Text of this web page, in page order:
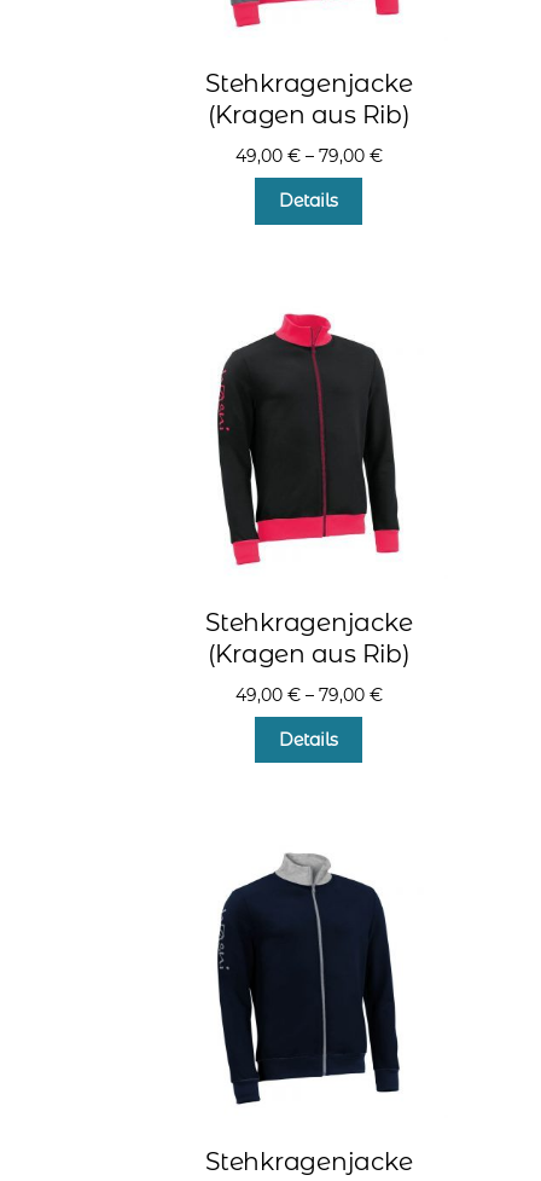
Stehkragenjacke
(Kragen aus Rib)
49,00 €– 79,00 €
Details
Die
Optionen
können
auf
Produktseite
gewählt
werden
Stehkragenjacke
(Kragen aus Rib)
49,00 €– 79,00 €
Details
Die
Optionen
können
Produktseite
gewählt
werden
Stehkragenjacke